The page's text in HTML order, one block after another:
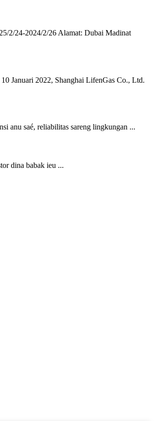
2/24-2024/2/26 Alamat: Dubai Madinat
Januari 2022, Shanghai LifenGas Co., Ltd.
anu saé, reliabilitas sareng lingkungan ...
dina babak ieu ...